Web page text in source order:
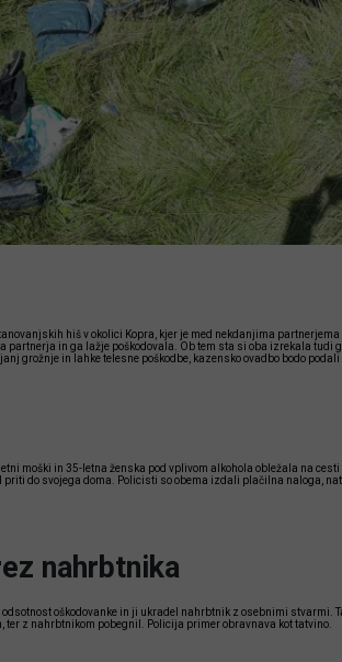
hiš v okolici Kopra, kjer je med nekdanjima
partnerja in ga lažje poškodovala. Ob tem sta si oba izrekala tudi
grožnje in lahke telesne poškodbe, kazensko ovadbo bodo
moški in 35-letna ženska pod vplivom alkohola obležala na
do svojega doma. Policisti so obema izdali plačilna naloga,
nahrbtnika
oškodovanke in ji ukradel nahrbtnik z osebnimi stvarmi.
ter z nahrbtnikom pobegnil. Policija primer obravnava kot tatvino.